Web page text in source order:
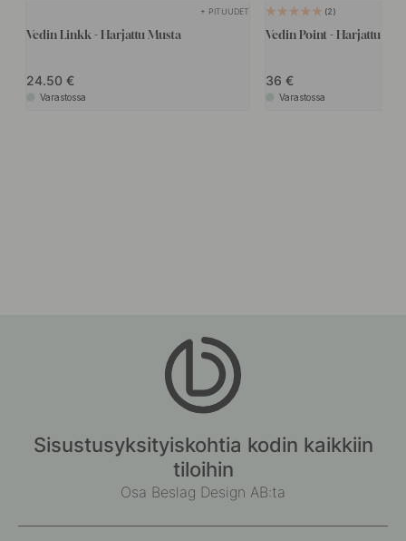
+ PITUUDET
Vedin Linkk - Harjattu Musta
24.50
Varastossa
2
Vedin Point - Harjattu
36
Varastossa
Sisustusyksityiskohtia kodin kaikkiin
tiloihin
Osa Beslag Design AB:ta